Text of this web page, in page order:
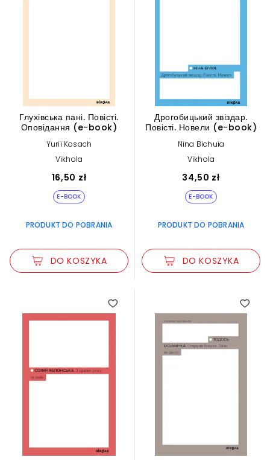
Глухівська пані. Повісті.
Оповідання (e-book)
Yurii Kosach
Vikhola
16,50 zł
E-BOOK
PRODUKT DO POBRANIA
DO KOSZYKA
Дрогобицький звіздар.
Повісті. Новели (e-book)
Nina Bichuia
Vikhola
34,50 zł
E-BOOK
PRODUKT DO POBRANIA
DO KOSZYKA